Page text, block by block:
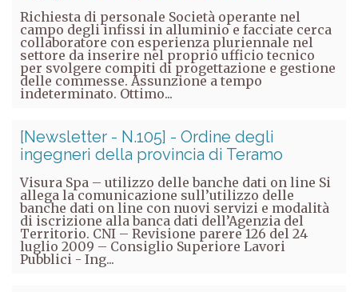
Richiesta di personale Società operante nel
campo degli infissi in alluminio e facciate cerca
collaboratore con esperienza pluriennale nel
settore da inserire nel proprio ufficio tecnico
per svolgere compiti di progettazione e gestione
delle commesse. Assunzione a tempo
indeterminato. Ottimo...
[Newsletter - N.105] - Ordine degli
ingegneri della provincia di Teramo
Visura Spa – utilizzo delle banche dati on line Si
allega la comunicazione sull’utilizzo delle
banche dati on line con nuovi servizi e modalità
di iscrizione alla banca dati dell’Agenzia del
Territorio. CNI – Revisione parere 126 del 24
luglio 2009 – Consiglio Superiore Lavori
Pubblici - Ing...